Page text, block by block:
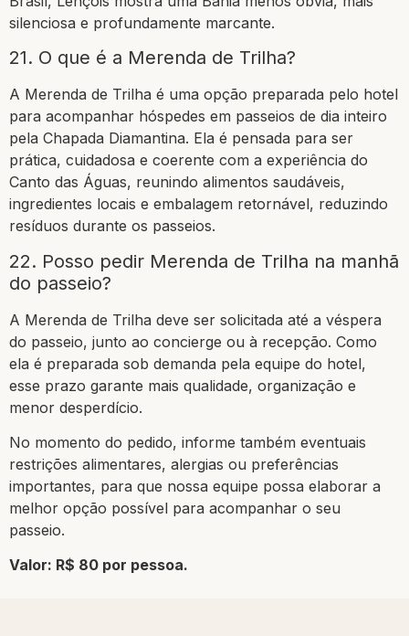
silenciosa e profundamente marcante.
21. O que é a Merenda de Trilha?
A Merenda de Trilha é uma opção preparada pelo hotel
para acompanhar hóspedes em passeios de dia inteiro
pela Chapada Diamantina. Ela é pensada para ser
prática, cuidadosa e coerente com a experiência do
Canto das Águas, reunindo alimentos saudáveis,
ingredientes locais e embalagem retornável, reduzindo
resíduos durante os passeios.
22. Posso pedir Merenda de Trilha na manhã
do passeio?
A Merenda de Trilha deve ser solicitada até a véspera
do passeio, junto ao concierge ou à recepção. Como
ela é preparada sob demanda pela equipe do hotel,
esse prazo garante mais qualidade, organização e
menor desperdício.
No momento do pedido, informe também eventuais
restrições alimentares, alergias ou preferências
importantes, para que nossa equipe possa elaborar a
melhor opção possível para acompanhar o seu
passeio.
Valor: R$ 80 por pessoa.